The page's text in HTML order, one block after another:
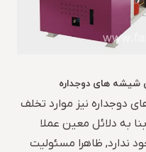
شیشه های دوجداره
دوجداره نیز موارد تخلف
به دلائل معین عملا
ندارد, ظاهرا مسئولیت